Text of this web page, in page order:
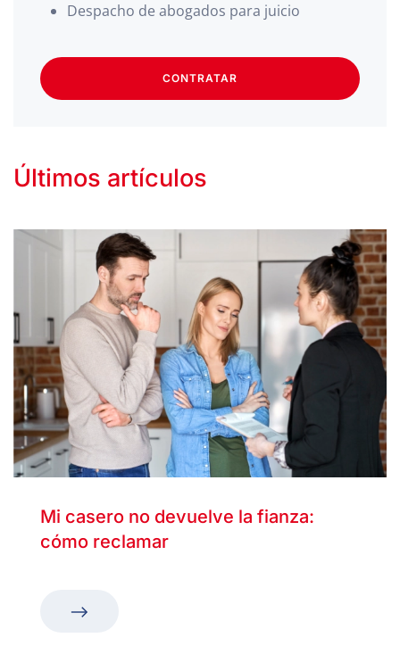
Despacho de abogados para juicio
CONTRATAR
Últimos artículos
Mi casero no devuelve la fianza:
cómo reclamar